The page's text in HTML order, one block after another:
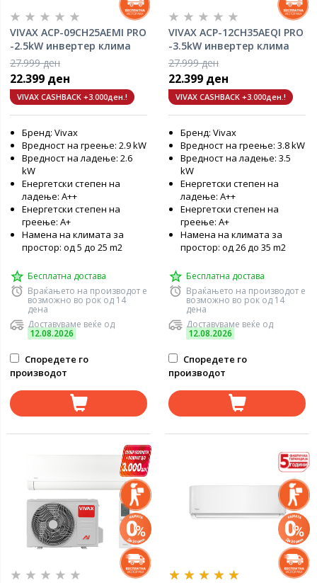
VIVAX ACP-09CH25AEMI PRO
-2.5kW инвертер клима
уред
27.999 ден
22.399 ден
VIVAX CASHBACK +3.000ден.!
Бренд: Vivax
Вредност на греење: 2.9 kW
Вредност на ладење: 2.6
kW
Енергетски степен на
ладење: А++
Енергетски степен на
греење: А+
Намена на климата за
простор: од 5 до 25 m2
Бесплатна достава
Враќањето на производот е
возможно во рок од 14
дена
Доставуваме веќе од
12.08.2026
Споредете го
производот
VIVAX ACP-12CH35AEQI PRO
-3.5kW инвертер клима
уред
27.999 ден
22.399 ден
VIVAX CASHBACK +3.000ден.!
Бренд: Vivax
Вредност на греење: 3.8 kW
Вредност на ладење: 3.5
kW
Енергетски степен на
ладење: А++
Енергетски степен на
греење: А+
Намена на климата за
простор: од 26 до 35 m2
Бесплатна достава
Враќањето на производот е
возможно во рок од 14
дена
Доставуваме веќе од
12.08.2026
Споредете го
производот